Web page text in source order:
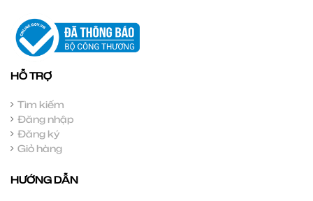
HỖ TRỢ
Tìm kiếm
Đăng nhập
Đăng ký
Giỏ hàng
HƯỚNG DẪN